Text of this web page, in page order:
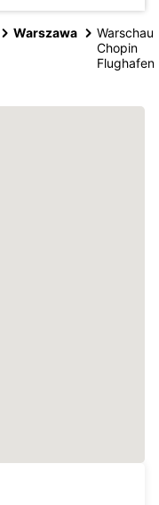
Warszawa
Warschau
Chopin
Flughafen